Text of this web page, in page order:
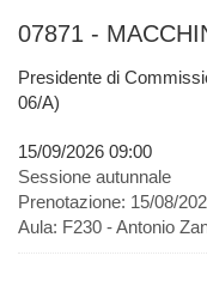
07871 -
Presidente di
06/A)
15/09/2026 09:00
Sessione autunnale
Prenotazione: 15/08/
Aula: F230 - Antonio